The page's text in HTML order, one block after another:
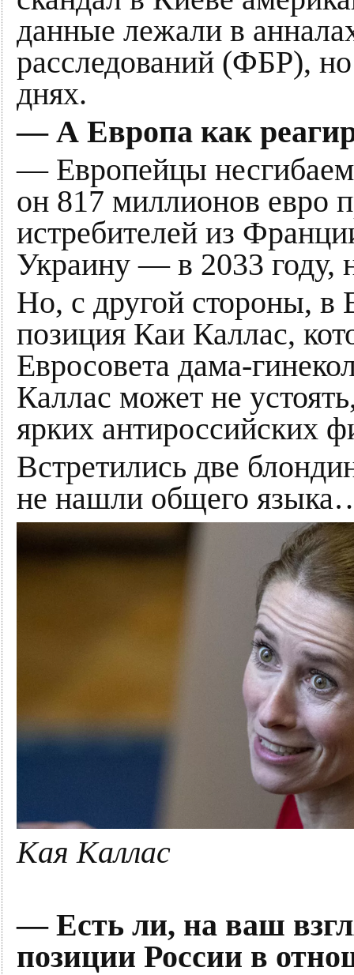
данные лежали в
расследований (ФБР),
днях.
— А Европа как
— Европейцы
он 817 миллионов евро
истребителей из
Украину — в 2033 году,
Но, с другой стороны, в
позиция Каи Каллас,
Евросовета дама-
Каллас может не
ярких антироссийских
Встретились две
не нашли общего
Кая Каллас
— Есть ли, на ваш
позиции России в